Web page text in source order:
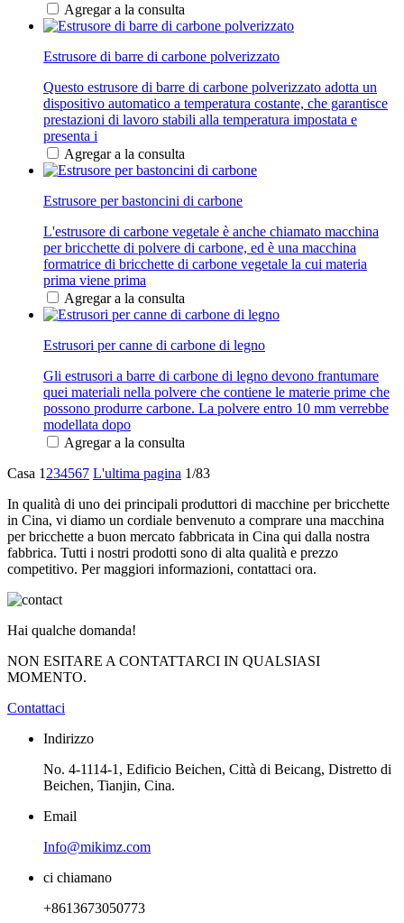
Agregar a la consulta
Estrusore di barre di carbone polverizzato
Questo estrusore di barre di carbone polverizzato adotta un
dispositivo automatico a temperatura costante, che garantisce
prestazioni di lavoro stabili alla temperatura impostata e
presenta i
Agregar a la consulta
Estrusore per bastoncini di carbone
L'estrusore di carbone vegetale è anche chiamato macchina
per bricchette di polvere di carbone, ed è una macchina
formatrice di bricchette di carbone vegetale la cui materia
prima viene prima
Agregar a la consulta
Estrusori per canne di carbone di legno
Gli estrusori a barre di carbone di legno devono frantumare
quei materiali nella polvere che contiene le materie prime che
possono produrre carbone. La polvere entro 10 mm verrebbe
modellata dopo
Agregar a la consulta
Casa 1 234567 L'ultima pagina 1/83
In qualità di uno dei principali produttori di macchine per bricchette
in Cina, vi diamo un cordiale benvenuto a comprare una macchina
per bricchette a buon mercato fabbricata in Cina qui dalla nostra
fabbrica. Tutti i nostri prodotti sono di alta qualità e prezzo
competitivo. Per maggiori informazioni, contattaci ora.
Hai qualche domanda!
NON ESITARE A CONTATTARCI IN QUALSIASI
MOMENTO.
Contattaci
Indirizzo
No. 4-1114-1, Edificio Beichen, Città di Beicang, Distretto di
Beichen, Tianjin, Cina.
Email
Info@mikimz.com
ci chiamano
+8613673050773